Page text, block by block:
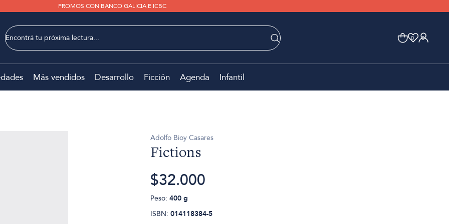
PROMOS CON BANCO GALICIA E ICBC
0 0
Más vendidos Desarrollo Ficción Agenda Infantil
Adolfo Bioy Casares
Fictions
$32.000
Peso: 400 g
ISBN: 014118384-5